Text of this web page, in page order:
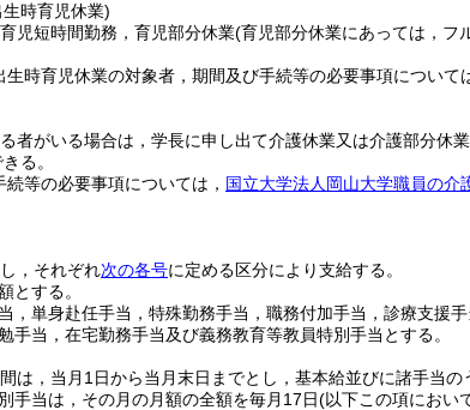
時育児休業)
児短時間勤務，育児部分休業(育児部分休業にあっては，フ
時育児休業の対象者，期間及び手続等の必要事項について
者がいる場合は，学長に申し出て介護休業又は介護部分休業
る。
等の必要事項については， 国立大学法人岡山大学職員の介
，それぞれ次の各号に定める区分により支給する。
とする。
，単身赴任手当，特殊勤務手当，職務付加手当，診療支援
当，在宅勤務手当及び義務教育等教員特別手当とする。
は，当月1日から当月末日までとし，基本給並びに諸手当
手当は，その月の月額の全額を毎月17日(以下この項におい